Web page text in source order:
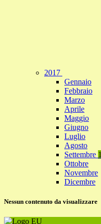
2017
Gennaio
Febbraio
Marzo
Aprile
Maggio
Giugno
Luglio
Agosto
Settembre 1
Ottobre
Novembre
Dicembre
Nessun contenuto da visualizzare